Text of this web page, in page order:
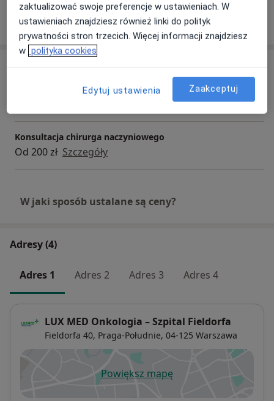
Pokaż więcejo doświadczeniu
Konsultacja chirurgiczna
Konsultacja chirurga naczyniowego
Od 200 zł Szczegóły
W jaki sposób ustalane są ceny?
Adresy (4)
Adres 1 Adres 2 Adres 3 Adres 4
LUX MED Onkologia – Szpital Fieldorfa
Fieldorfa 40, Praga-Południe, 04-125 Warszawa
Powiększ mapęotwiera się w nowej karcie
zaktualizować swoje preferencje w ustawieniach. W
ustawieniach znajdziesz również linki do polityk
prywatności stron trzecich. Więcej informacji znajdziesz
w polityka cookies
Edytuj ustawienia Zaakceptuj